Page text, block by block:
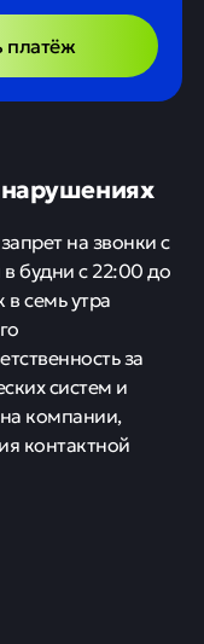
платёж
на звонки с
будни с 22:00 до
семь утра
за
систем и
компании,
контактной